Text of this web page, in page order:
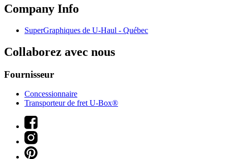
Company Info
SuperGraphiques de U-Haul - Québec
Collaborez avec nous
Fournisseur
Concessionnaire
Transporteur de fret U-Box®